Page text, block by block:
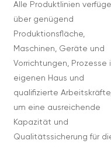
Alle Produktlinien
über genügend
Produktionsfläche,
Maschinen, Geräte und
Vorrichtungen, Prozesse
eigenen Haus und
qualifizierte
um eine ausreichende
Kapazität und
Qualitätssicherung für